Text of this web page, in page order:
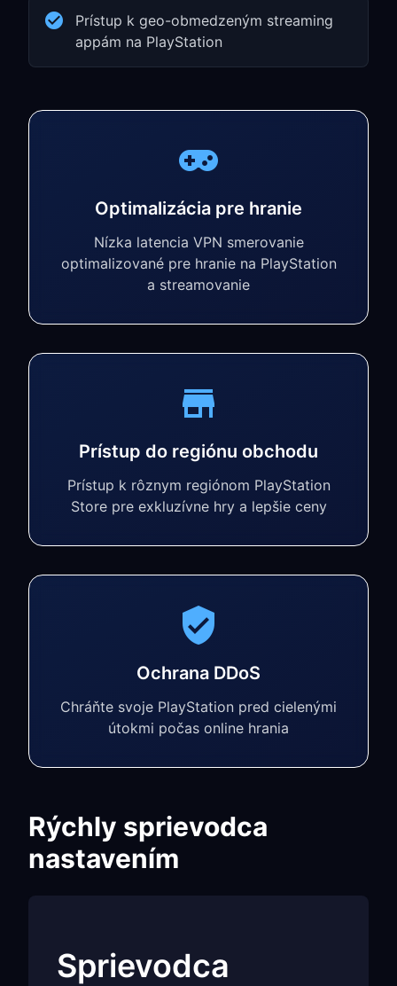
Prístup k geo-obmedzeným streaming
appám na PlayStation
Optimalizácia pre hranie
Nízka latencia VPN smerovanie
optimalizované pre hranie na PlayStation
a streamovanie
Prístup do regiónu obchodu
Prístup k rôznym regiónom PlayStation
Store pre exkluzívne hry a lepšie ceny
Ochrana DDoS
Chráňte svoje PlayStation pred cielenými
útokmi počas online hrania
Rýchly sprievodca
nastavením
Sprievodca